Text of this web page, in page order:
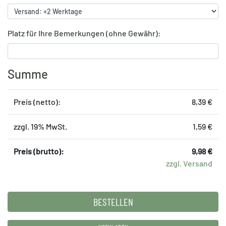
Druckbogen setzt du deine Ideen brillant in Szene. Lade
hoch.
Platz für Ihre Bemerkungen (ohne Gewähr):
Summe
Preis (netto): 8,39 €
zzgl. 19% MwSt. 1,59 €
Preis (brutto):
9,98 €
zzgl. Versand